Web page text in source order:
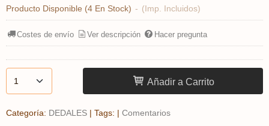
Producto Disponible (4 En Stock) - (Imp. Incluidos)
Costes de envío Ver descripción Hacer pregunta
Añadir a Carrito
Categoría: DEDALES | Tags: | Comentarios